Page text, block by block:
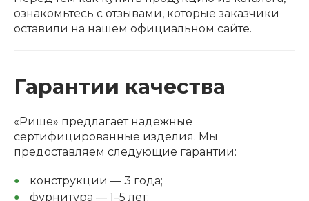
ознакомьтесь с отзывами, которые заказчики
оставили на нашем официальном сайте.
Гарантии качества
«Рише» предлагает надежные
сертифицированные изделия. Мы
предоставляем следующие гарантии:
конструкции — 3 года;
фурнитура — 1–5 лет;